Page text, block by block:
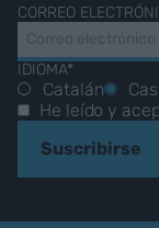
CORREO
IDIOMA*
Catalán
He leído y
Suscribirse